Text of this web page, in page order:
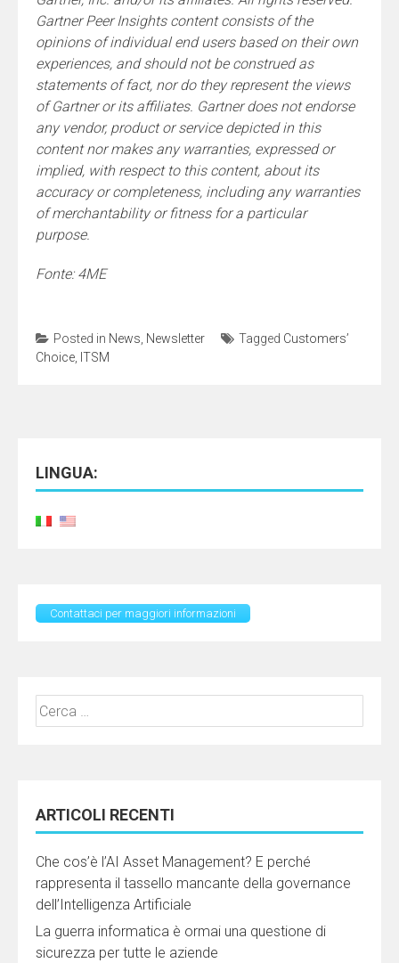
Gartner Peer Insights content consists of the
opinions of individual end users based on their own
experiences, and should not be construed as
statements of fact, nor do they represent the views
of Gartner or its affiliates. Gartner does not endorse
any vendor, product or service depicted in this
content nor makes any warranties, expressed or
implied, with respect to this content, about its
accuracy or completeness, including any warranties
of merchantability or fitness for a particular
purpose.
Fonte: 4ME
Posted in News Newsletter Tagged Customers’
Choice ITSM
LINGUA:
Contattaci per maggiori informazioni
Ricerca
per:
ARTICOLI RECENTI
Che cos’è l’AI Asset Management? E perché
rappresenta il tassello mancante della governance
dell’Intelligenza Artificiale
La guerra informatica è ormai una questione di
sicurezza per tutte le aziende